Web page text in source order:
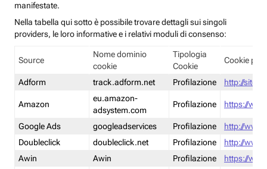
manifestate.
Nella tabella qui sotto è possibile trovare dettagli sui singoli
providers, le loro informative e i relativi moduli di consenso:
Source
Nome dominio
cookie
Tipologia
Cookie
Cookie
Adform track.adform.net Profilazione http://
Amazon
eu.amazon-
adsystem.com
Profilazione https://
Google Ads googleadservices Profilazione
http://
Doubleclick
doubleclick.net Profilazione
http://
Awin
Awin Profilazione
https://